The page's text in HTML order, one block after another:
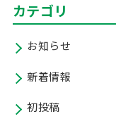
カテゴリ
お知らせ
新着情報
初投稿